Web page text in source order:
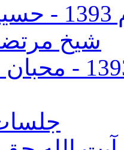
جلسات دهه اول
شيخ
جلسات دهه اول محرم